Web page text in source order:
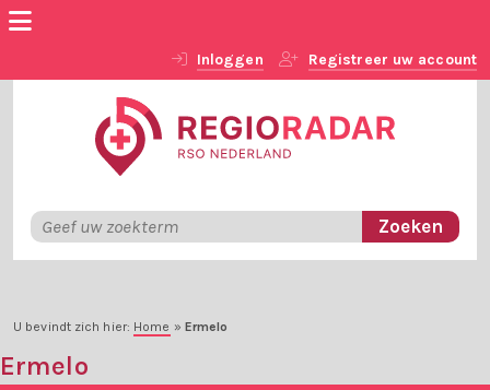
Inloggen Registreer uw account
U bevindt zich hier: Home » Ermelo
Ermelo